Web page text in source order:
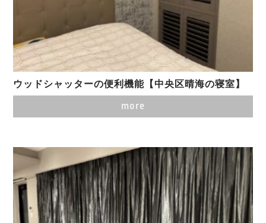
ウッドシャッターの便利機能【中央区晴海の寝室】
more